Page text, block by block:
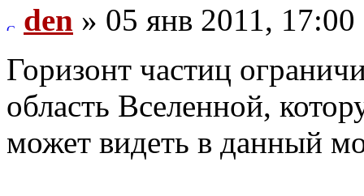
den » 05 янв 2011, 17:00
Горизонт частиц
область Вселенной,
может видеть в данный